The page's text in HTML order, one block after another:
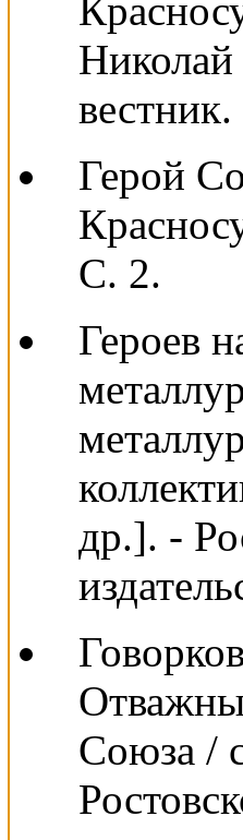
Николай
Герой
С. 2.
Героев
др.]. -
Союза /